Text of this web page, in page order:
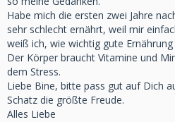
Habe mich die ersten zwei Jahre
sehr schlecht ernährt, weil mir
weiß ich, wie wichtig gute
Der Körper braucht Vitamine und
dem Stress.
Liebe Bine, bitte pass gut auf Dich
Schatz die größte Freude.
Alles Liebe